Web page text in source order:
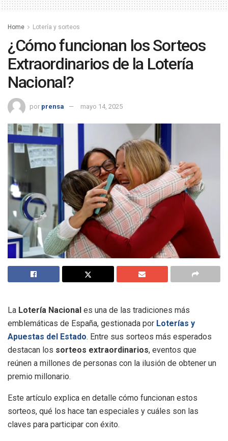
Home Lotería y sorteos
¿Cómo funcionan los Sorteos
Extraordinarios de la Lotería
Nacional?
por prensa mayo 14, 2025
La Lotería Nacional es una de las tradiciones más
emblemáticas de España, gestionada por Loterías y
Apuestas del Estado. Entre sus sorteos más esperados
destacan los sorteos extraordinarios, eventos que
reúnen a millones de personas con la ilusión de obtener un
premio millonario.
Este artículo explica en detalle cómo funcionan estos
sorteos, qué los hace tan especiales y cuáles son las
claves para participar con éxito.